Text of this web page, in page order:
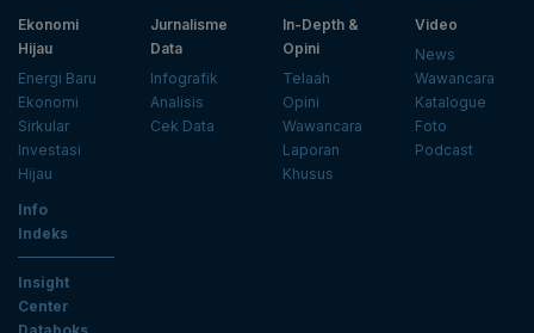
Ekonomi
Hijau
Energi Baru
Ekonomi
Sirkular
Investasi
Hijau
Jurnalisme
Data
Infografik
Analisis
Cek Data
In-Depth &
Opini
Telaah
Opini
Wawancara
Laporan
Khusus
Video
News
Wawancara
Katalogue
Foto
Podcast
Info
Indeks
Insight
Center